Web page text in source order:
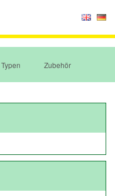
Typen Zubehör